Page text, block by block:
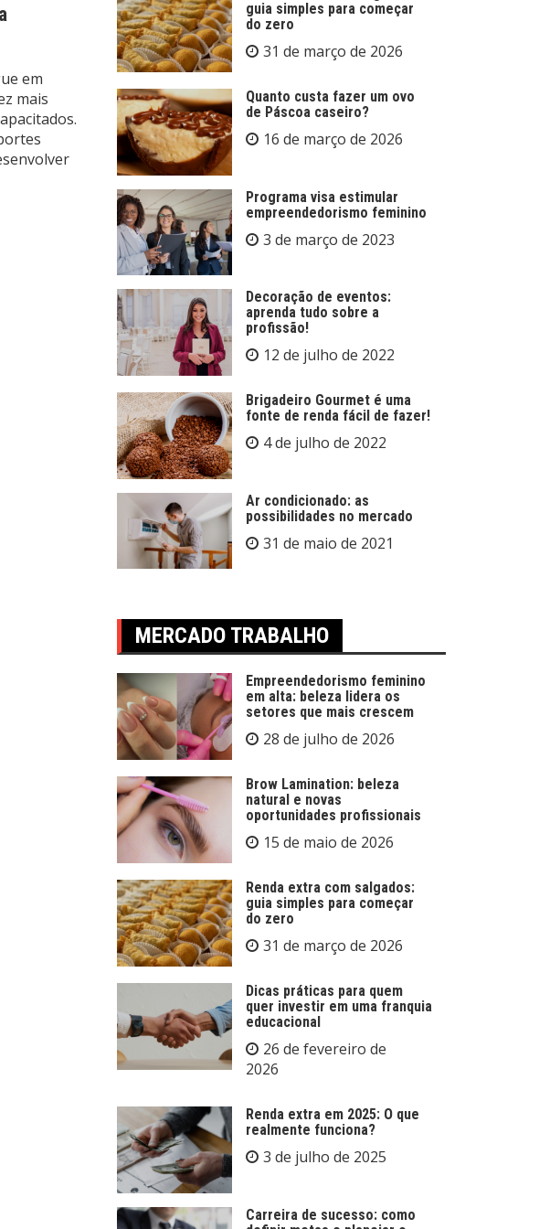
em
mais
guia simples para começar
do zero
31 de março de 2026
Quanto custa fazer um ovo
de Páscoa caseiro?
16 de março de 2026
Programa visa estimular
empreendedorismo feminino
3 de março de 2023
Decoração de eventos:
aprenda tudo sobre a
profissão!
12 de julho de 2022
Brigadeiro Gourmet é uma
fonte de renda fácil de fazer!
4 de julho de 2022
Ar condicionado: as
possibilidades no mercado
31 de maio de 2021
MERCADO TRABALHO
Empreendedorismo feminino
em alta: beleza lidera os
setores que mais crescem
28 de julho de 2026
Brow Lamination: beleza
natural e novas
oportunidades profissionais
15 de maio de 2026
Renda extra com salgados:
guia simples para começar
do zero
31 de março de 2026
Dicas práticas para quem
quer investir em uma franquia
educacional
26 de fevereiro de
2026
Renda extra em 2025: O que
realmente funciona?
3 de julho de 2025
Carreira de sucesso: como